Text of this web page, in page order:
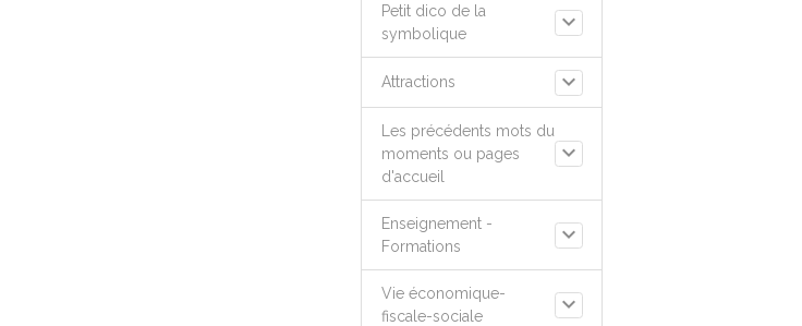
Petit dico de la
symbolique
Attractions
Les précédents mots du
moments ou pages
d'accueil
Enseignement -
Formations
Vie économique-
fiscale-sociale